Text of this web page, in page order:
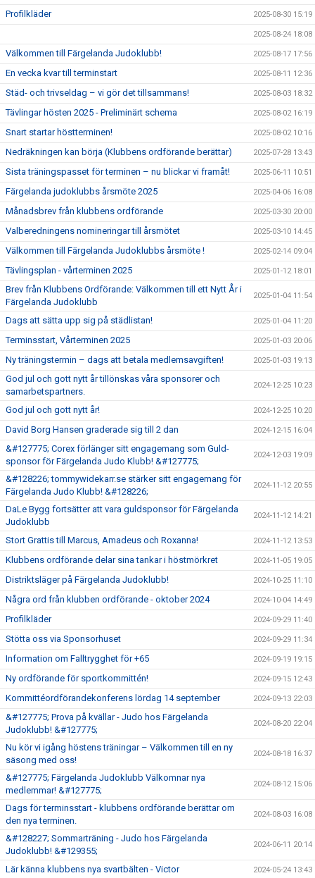
Profilkläder 2025-08-30 15:19
2025-08-24 18:08
Välkommen till Färgelanda Judoklubb! 2025-08-17 17:56
En vecka kvar till terminstart 2025-08-11 12:36
Städ- och trivseldag – vi gör det tillsammans! 2025-08-03 18:32
Tävlingar hösten 2025 - Preliminärt schema 2025-08-02 16:19
Snart startar höstterminen! 2025-08-02 10:16
Nedräkningen kan börja (Klubbens ordförande berättar) 2025-07-28 13:43
Sista träningspasset för terminen – nu blickar vi framåt! 2025-06-11 10:51
Färgelanda judoklubbs årsmöte 2025 2025-04-06 16:08
Månadsbrev från klubbens ordförande 2025-03-30 20:00
Valberedningens nomineringar till årsmötet 2025-03-10 14:45
Välkommen till Färgelanda Judoklubbs årsmöte ! 2025-02-14 09:04
Tävlingsplan - vårterminen 2025 2025-01-12 18:01
Brev från Klubbens Ordförande: Välkommen till ett Nytt År i
Färgelanda Judoklubb
2025-01-04 11:54
Dags att sätta upp sig på städlistan! 2025-01-04 11:20
Terminsstart, Vårterminen 2025 2025-01-03 20:06
Ny träningstermin – dags att betala medlemsavgiften! 2025-01-03 19:13
God jul och gott nytt år tillönskas våra sponsorer och
samarbetspartners.
2024-12-25 10:23
God jul och gott nytt år! 2024-12-25 10:20
David Borg Hansen graderade sig till 2 dan 2024-12-15 16:04
&#127775; Corex förlänger sitt engagemang som Guld-
sponsor för Färgelanda Judo Klubb! &#127775;
2024-12-03 19:09
&#128226; tommywidekarr.se stärker sitt engagemang för
Färgelanda Judo Klubb! &#128226;
2024-11-12 20:55
DaLe Bygg fortsätter att vara guldsponsor för Färgelanda
Judoklubb
2024-11-12 14:21
Stort Grattis till Marcus, Amadeus och Roxanna! 2024-11-12 13:53
Klubbens ordförande delar sina tankar i höstmörkret 2024-11-05 19:05
Distriktsläger på Färgelanda Judoklubb! 2024-10-25 11:10
Några ord från klubben ordförande - oktober 2024 2024-10-04 14:49
Profilkläder 2024-09-29 11:40
Stötta oss via Sponsorhuset 2024-09-29 11:34
Information om Falltrygghet för +65 2024-09-19 19:15
Ny ordförande för sportkommittén! 2024-09-15 12:43
Kommittéordförandekonferens lördag 14 september 2024-09-13 22:03
&#127775; Prova på kvällar - Judo hos Färgelanda
Judoklubb! &#127775;
2024-08-20 22:04
Nu kör vi igång höstens träningar – Välkommen till en ny
säsong med oss!
2024-08-18 16:37
&#127775; Färgelanda Judoklubb Välkomnar nya
medlemmar! &#127775;
2024-08-12 15:06
Dags för terminsstart - klubbens ordförande berättar om
den nya terminen.
2024-08-03 16:08
&#128227; Sommarträning - Judo hos Färgelanda
Judoklubb! &#129355;
2024-06-11 20:14
Lär känna klubbens nya svartbälten - Victor 2024-05-24 13:43